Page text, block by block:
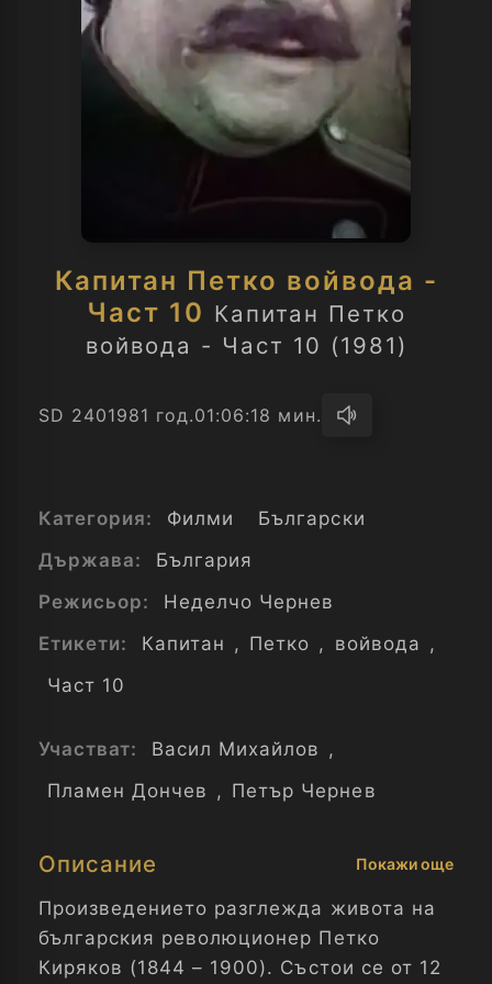
Капитан Петко войвода -
Част 10 Капитан Петко
войвода - Част 10 (1981)
SD 2401981 год.01:06:18 мин.
Категория: Филми
Български
Държава:
България
Режисьор:
Неделчо Чернев
Етикети:
Капитан , Петко , войвода ,
Част 10
Участват: Васил Михайлов ,
Пламен Дончев , Петър Чернев
Описание Покажи още
Произведението разглежда живота на
българския революционер Петко
Киряков (1844 – 1900). Състои се от 12